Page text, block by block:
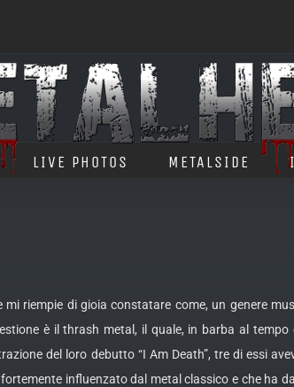
LIVE PHOTOS METALSIDE
riempie di gioia constatare come, un genere
è il thrash metal, il quale, in barba al
del loro debutto “I Am Death”, tre di essi
influenzato dal metal classico e che ha